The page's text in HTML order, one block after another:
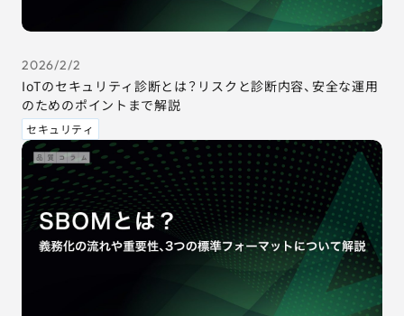
2026/2/2
IoTのセキュリティ診断とは？リスクと診断内容、安全な運用
のためのポイントまで解説
セキュリティ